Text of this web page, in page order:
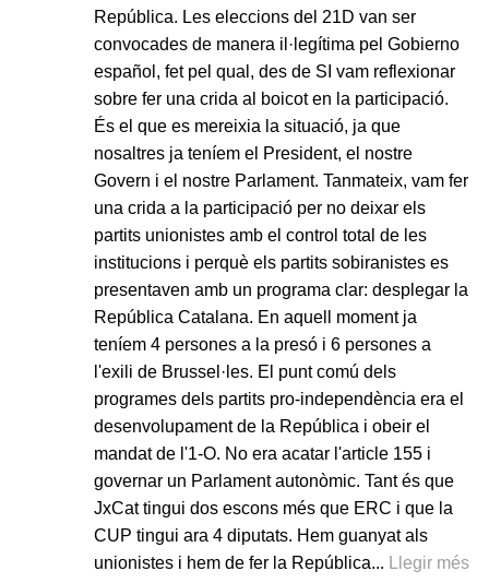
República. Les eleccions del 21D van ser
convocades de manera il·legítima pel Gobierno
español, fet pel qual, des de SI vam reflexionar
sobre fer una crida al boicot en la participació.
És el que es mereixia la situació, ja que
nosaltres ja teníem el President, el nostre
Govern i el nostre Parlament. Tanmateix, vam fer
una crida a la participació per no deixar els
partits unionistes amb el control total de les
institucions i perquè els partits sobiranistes es
presentaven amb un programa clar: desplegar la
República Catalana. En aquell moment ja
teníem 4 persones a la presó i 6 persones a
l'exili de Brussel·les. El punt comú dels
programes dels partits pro-independència era el
desenvolupament de la República i obeir el
mandat de l'1-O. No era acatar l'article 155 i
governar un Parlament autonòmic. Tant és que
JxCat tingui dos escons més que ERC i que la
CUP tingui ara 4 diputats. Hem guanyat als
unionistes i hem de fer la República...
Llegir més